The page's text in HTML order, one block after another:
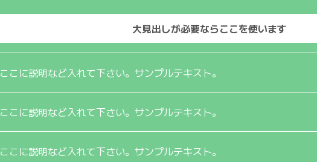
大見出しが必要ならここを使います
ここに説明など入れて下さい。サンプルテキスト。
ここに説明など入れて下さい。サンプルテキスト。
ここに説明など入れて下さい。サンプルテキスト。